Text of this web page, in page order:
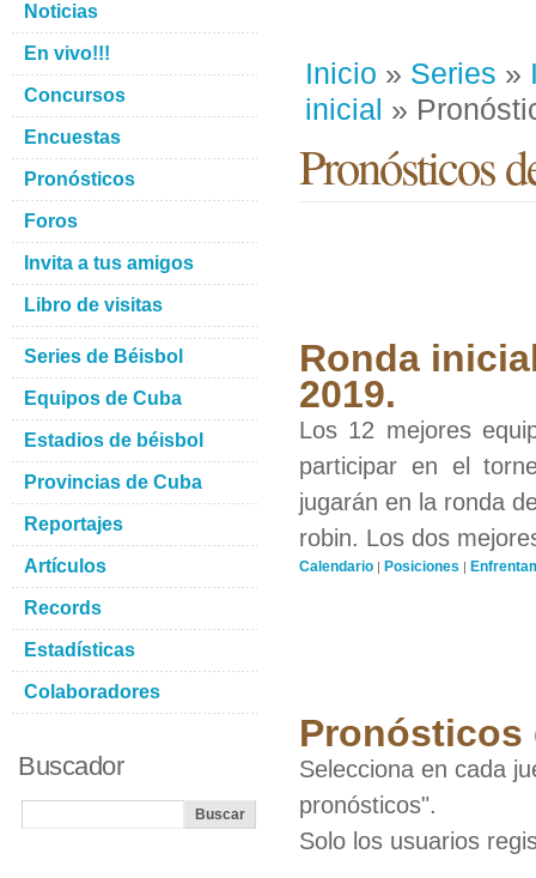
Inicio » Series »
inicial »
Pronósticos
Ronda
2019.
Los 12 mejores
participar en el
jugarán en la ronda
robin. Los dos
Calendario | Posiciones |
Pronósticos
Selecciona en cada
pronósticos".
Solo los usuarios
Noticias
En vivo!!!
Concursos
Encuestas
Pronósticos
Foros
Invita a tus amigos
Libro de visitas
Series de Béisbol
Equipos de Cuba
Estadios de béisbol
Provincias de Cuba
Reportajes
Artículos
Records
Estadísticas
Colaboradores
Buscador